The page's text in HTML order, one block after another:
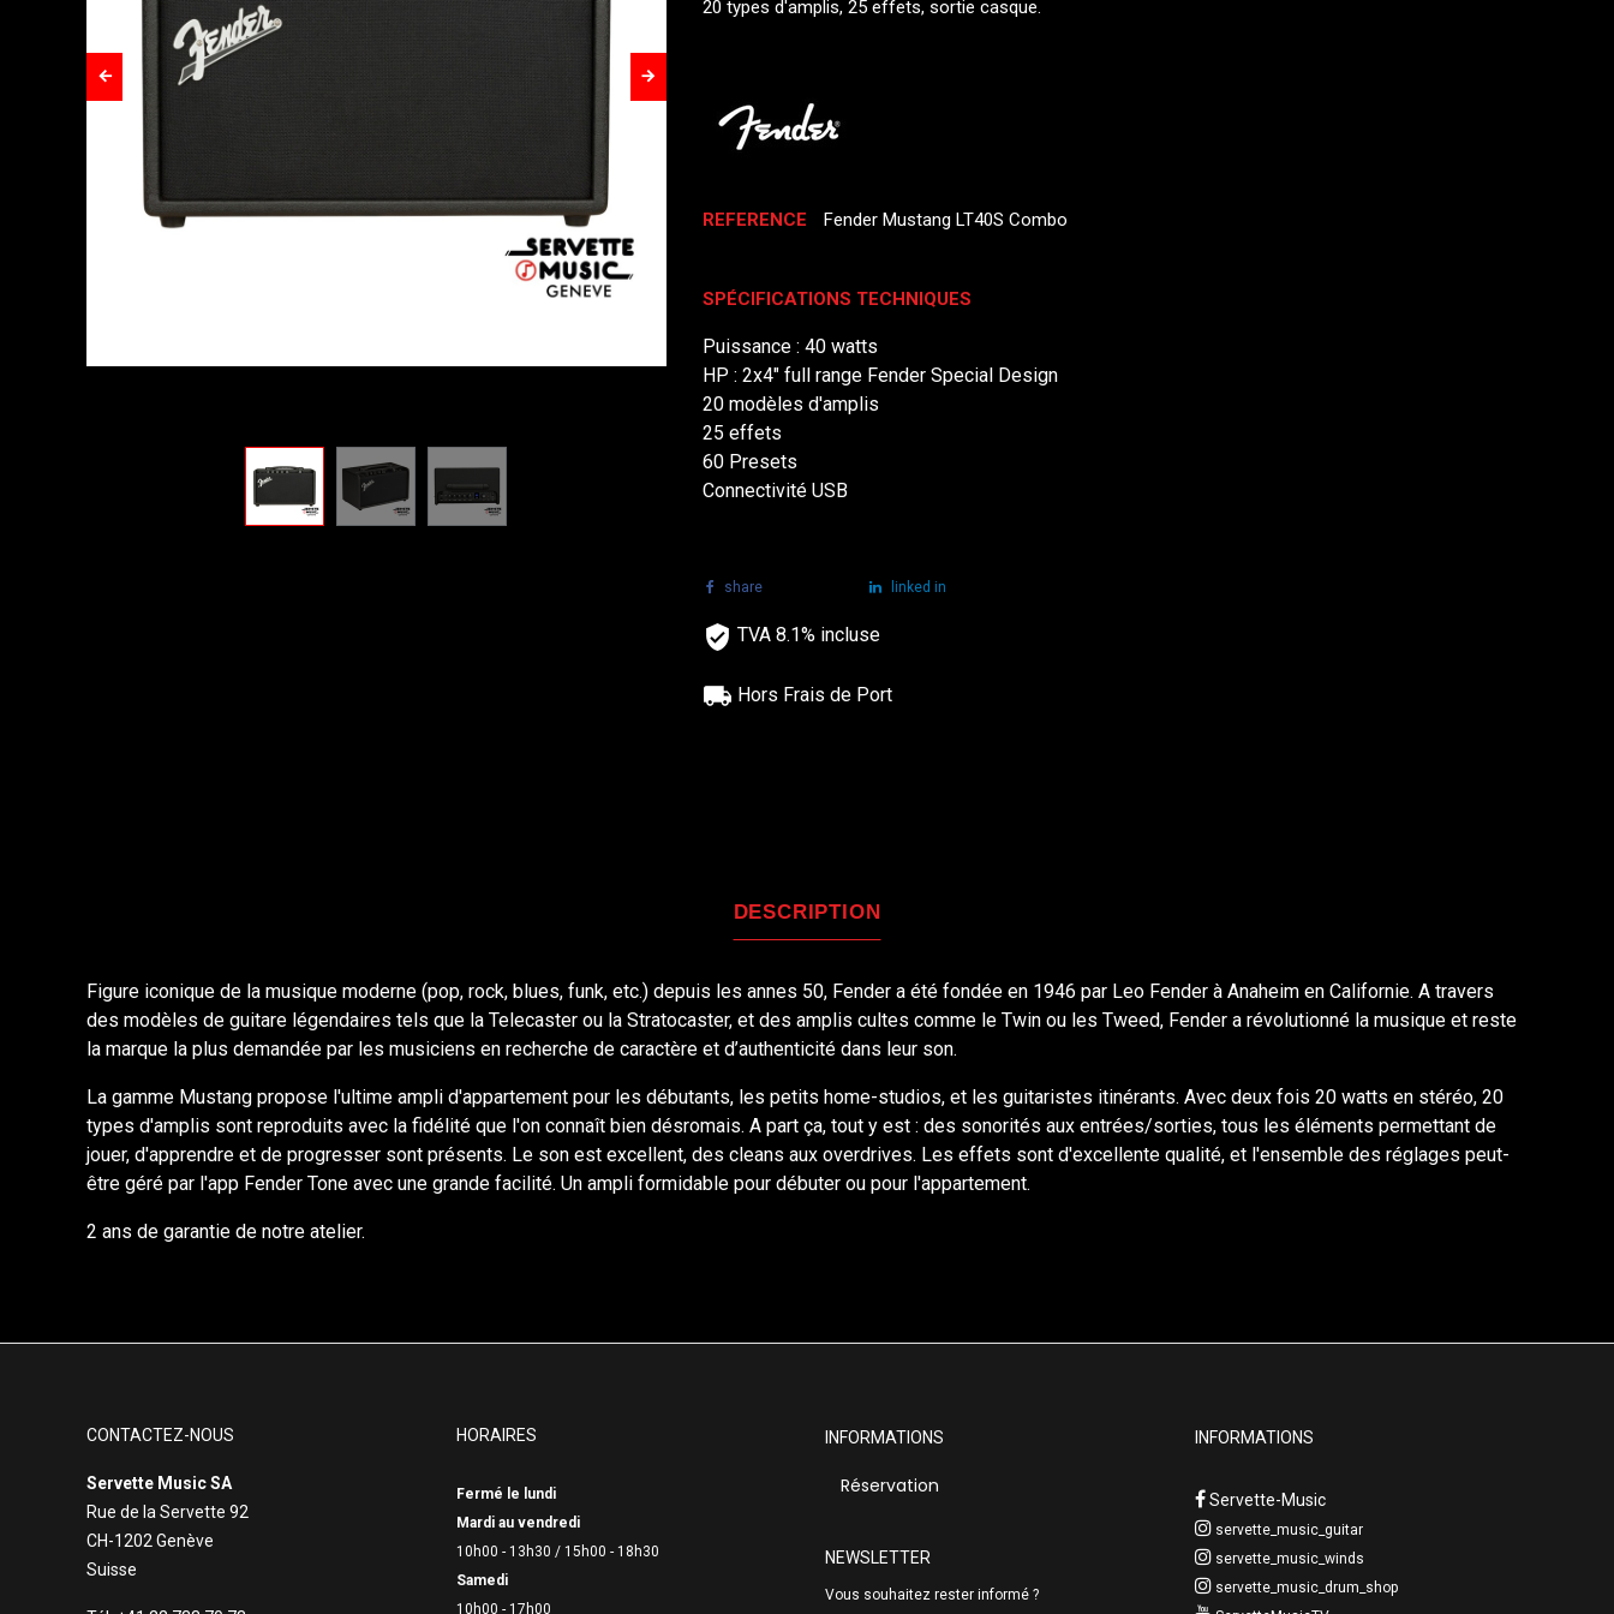
20 types d'amplis, 25 effets, sortie casque.
REFERENCE Fender Mustang LT40S Combo
SPÉCIFICATIONS TECHNIQUES
Puissance : 40 watts
HP : 2x4" full range Fender Special Design
20 modèles d'amplis
25 effets
60 Presets
Connectivité USB
share linked in
TVA 8.1% incluse
Hors Frais de Port
DESCRIPTION
Figure iconique de la musique moderne (pop, rock, blues, funk, etc.) depuis les annes 50, Fender a été fondée en 1946 par Leo Fender à Anaheim en Californie. A travers
des modèles de guitare légendaires tels que la Telecaster ou la Stratocaster, et des amplis cultes comme le Twin ou les Tweed, Fender a révolutionné la musique et reste
la marque la plus demandée par les musiciens en recherche de caractère et d’authenticité dans leur son.
La gamme Mustang propose l'ultime ampli d'appartement pour les débutants, les petits home-studios, et les guitaristes itinérants. Avec deux fois 20 watts en stéréo, 20
types d'amplis sont reproduits avec la fidélité que l'on connaît bien désromais. A part ça, tout y est : des sonorités aux entrées/sorties, tous les éléments permettant de
jouer, d'apprendre et de progresser sont présents. Le son est excellent, des cleans aux overdrives. Les effets sont d'excellente qualité, et l'ensemble des réglages peut-
être géré par l'app Fender Tone avec une grande facilité. Un ampli formidable pour débuter ou pour l'appartement.
2 ans de garantie de notre atelier.
CONTACTEZ-NOUS
Servette Music SA
Rue de la Servette 92
CH-1202 Genève
Suisse
HORAIRES
Fermé le lundi
Mardi au vendredi
10h00 - 13h30 /15h00 - 18h30
Samedi
10h00 - 17h00
INFORMATIONS
Réservation
NEWSLETTER
Vous souhaitez rester informé ?
INFORMATIONS
Servette-Music
servette_music_guitar
servette_music_winds
servette_music_drum_shop